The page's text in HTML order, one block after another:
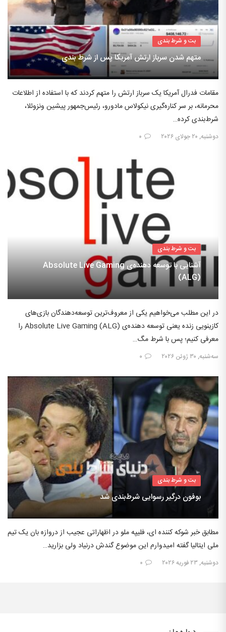
بت و شرط بندی
متهم شدن سرباز ارتش آمریکا پس از شرط بندی
مقامات فدرال آمریکا یک سرباز ارتش را متهم کردند که با استفاده از اطلاعات
محرمانه، بر سر کناره‌گیری نیکولاس مادورو، رئیس‌جمهور پیشین ونزوئلا،
شرط‌بندی کرده…
دوشنبه, ۲۰ جولای ۲۰۲۶ ۰
بت و شرط بندی
آشنایی با توسعه دهنده‌ی Absolute Live Gaming
(ALG)
در این مطلب می‌خواهیم یکی از معروف‌ترین توسعه‌دهندگان بازی‌های
کازینویی زنده یعنی توسعه دهنده‌ی Absolute Live Gaming (ALG) را
معرفی کنیم؛ پس با شرط مگ…
سه‌شنبه, ۳۰ ژوئن ۲۰۲۶ ۰
بت و شرط بندی
بوفون درگیر رسوایی شرط‌بندی شد
مطابق خبر شوکه کننده ای، فلیپه ملو در اظهاراتی عجیب از دروازه بان یک تیم
ملی ایتالیا گفته امیدوارم این موضوع گندش درنیاد ولی بزارید…
دوشنبه, ۲۳ فوریه ۲۰۲۶ ۰